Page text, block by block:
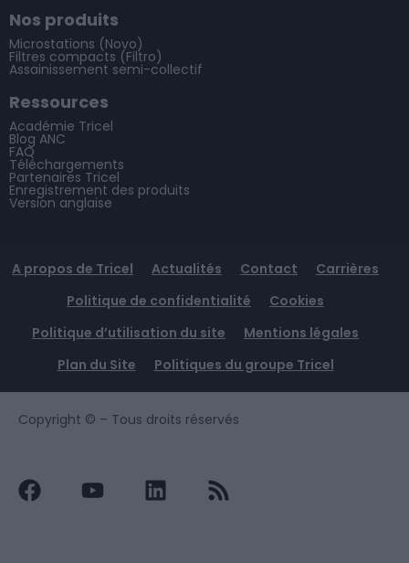
Nos produits
Microstations (Novo)
Filtres compacts (Filtro)
Assainissement semi-collectif
Ressources
Académie Tricel
Blog ANC
FAQ
Téléchargements
Partenaires Tricel
Enregistrement des produits
Version anglaise
A propos de Tricel Actualités Contact
Carrières
Politique de confidentialité
Cookies
Politique d’utilisation du site
Mentions légales
Plan du Site
Politiques du groupe Tricel
Copyright © – Tous droits réservés